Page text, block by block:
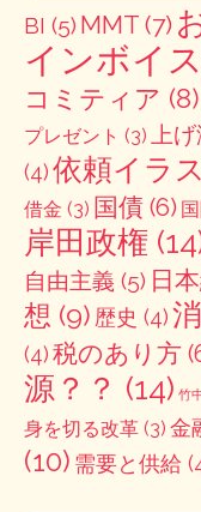
BI (5) MMT (7)
インボイス
コミティア (8)
プレゼント (3) 上げ
(4)依頼イラ
借金 (3) 国債 (6)
岸田政権
自由主義 (5) 日
想 (9) 歴史 (4)
(4)税のあり方
源？？ (14) 竹
身を切る改革 (3) 金
(10) 需要と供給